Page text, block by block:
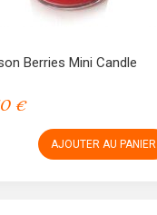
Berries Mini Candle
€
AJOUTER AU PANIER